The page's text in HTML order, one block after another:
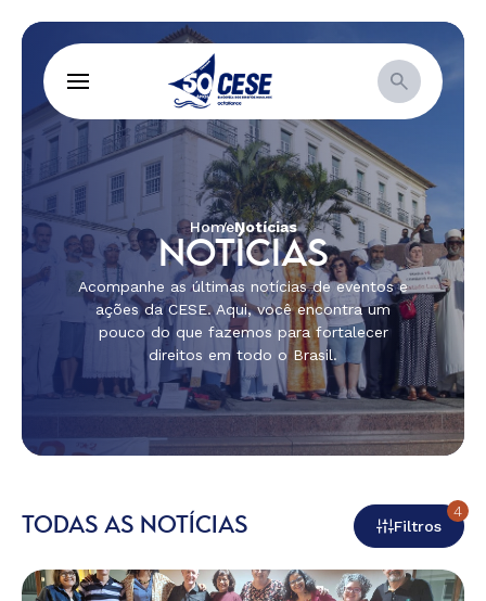
HomeNotícias
NOTÍCIAS
Acompanhe as últimas notícias de eventos e
ações da CESE. Aqui, você encontra um
pouco do que fazemos para fortalecer
direitos em todo o Brasil.
TODAS AS NOTÍCIAS Filtros
4